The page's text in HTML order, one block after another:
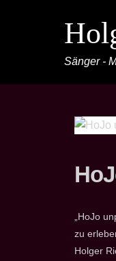
Sänger -
„HoJo
zu
Holger